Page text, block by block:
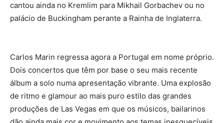
cantou ainda no Kremlim para Mikhail Gorbachev ou no
palácio de Buckingham perante a Rainha de Inglaterra.
Carlos Marin regressa agora a Portugal em nome próprio.
Dois concertos que têm por base o seu mais recente
álbum a solo numa apresentação vibrante. Uma explosão
de ritmo e glamour ao mais puro estilo das grandes
produções de Las Vegas em que os músicos, bailarinos